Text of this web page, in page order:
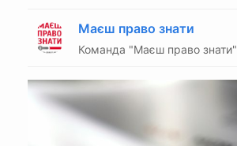
Маєш право знати
Команда "Маєш право знати"